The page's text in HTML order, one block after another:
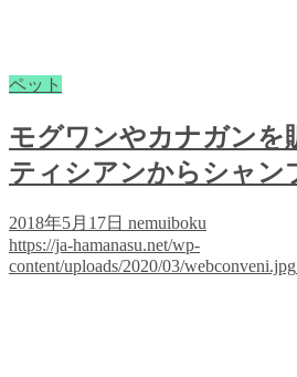
ペット
モグワンやカナガンを
ティシアンからシャン
2018年5月17日 nemuiboku
https://ja-hamanasu.net/wp-
content/uploads/2020/03/webconveni.jpg